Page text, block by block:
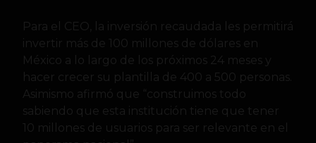
Para el CEO, la inversión recaudada les permitirá
invertir más de 100 millones de dólares en
México a lo largo de los próximos 24 meses y
hacer crecer su plantilla de 400 a 500 personas.
Asimismo afirmó que “construimos todo
sabiendo que esta institución tiene que tener
10 millones de usuarios para ser relevante en el